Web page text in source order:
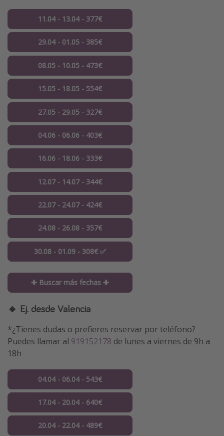
11.04 - 13.04 - 377€
29.04 - 01.05 - 385€
08.05 - 10.05 - 473€
15.05 - 18.05 - 554€
27.05 - 29.05 - 327€
04.06 - 06.06 - 403€
16.06 - 18.06 - 333€
12.07 - 14.07 - 344€
22.07 - 24.07 - 424€
24.08 - 26.08 - 357€
30.08 - 01.09 - 308€ ✅
✚ Buscar más fechas ✚
🔸 Ej. desde Valencia
*¿Tienes dudas o prefieres reservar por teléfono?
Puedes llamar al 919152178 de lunes a viernes de 9h a
18h
04.04 - 06.04 - 543€
17.04 - 20.04 - 640€
20.04 - 22.04 - 489€